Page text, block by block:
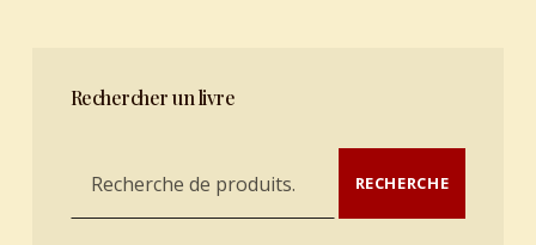
Rechercher un livre
Recherche pour : RECHERCHE